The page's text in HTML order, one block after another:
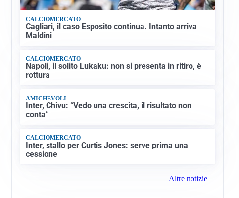
CALCIOMERCATO
Cagliari, il caso Esposito continua. Intanto arriva
Maldini
CALCIOMERCATO
Napoli, il solito Lukaku: non si presenta in ritiro, è
rottura
AMICHEVOLI
Inter, Chivu: “Vedo una crescita, il risultato non
conta”
CALCIOMERCATO
Inter, stallo per Curtis Jones: serve prima una
cessione
Altre notizie